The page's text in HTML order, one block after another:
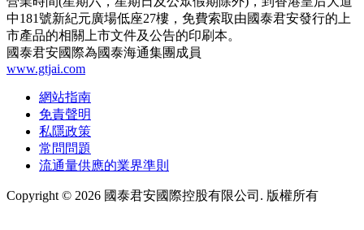
中181號新紀元廣場低座27樓，免費索取由國泰君安發行的上
市產品的相關上市文件及公告的印刷本。
國泰君安國際為國泰海通集團成員
www.gtjai.com
網站指南
免責聲明
私隱政策
常問問題
流通量供應的業界準則
Copyright © 2026 國泰君安國際控股有限公司. 版權所有